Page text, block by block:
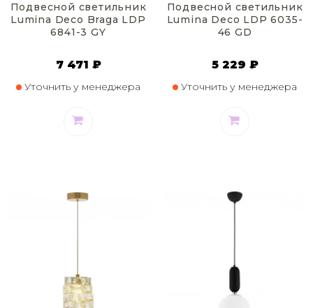
Подвесной светильник
Lumina Deco Braga LDP
6841-3 GY
7 471 ₽
Уточнить у менеджера
Подвесной светильник
Lumina Deco LDP 6035-
46 GD
5 229 ₽
Уточнить у менеджера